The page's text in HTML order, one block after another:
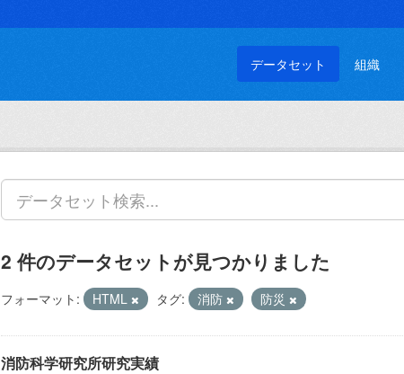
データセット 組織
2 件のデータセットが見つかりました
フォーマット: HTML タグ: 消防 防災
消防科学研究所研究実績